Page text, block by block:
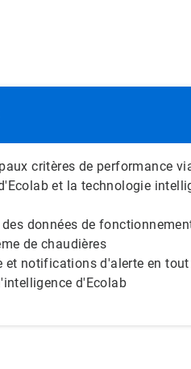
critères de performance
et la technologie
données de
de chaudières
et notifications d'alerte en
d'Ecolab